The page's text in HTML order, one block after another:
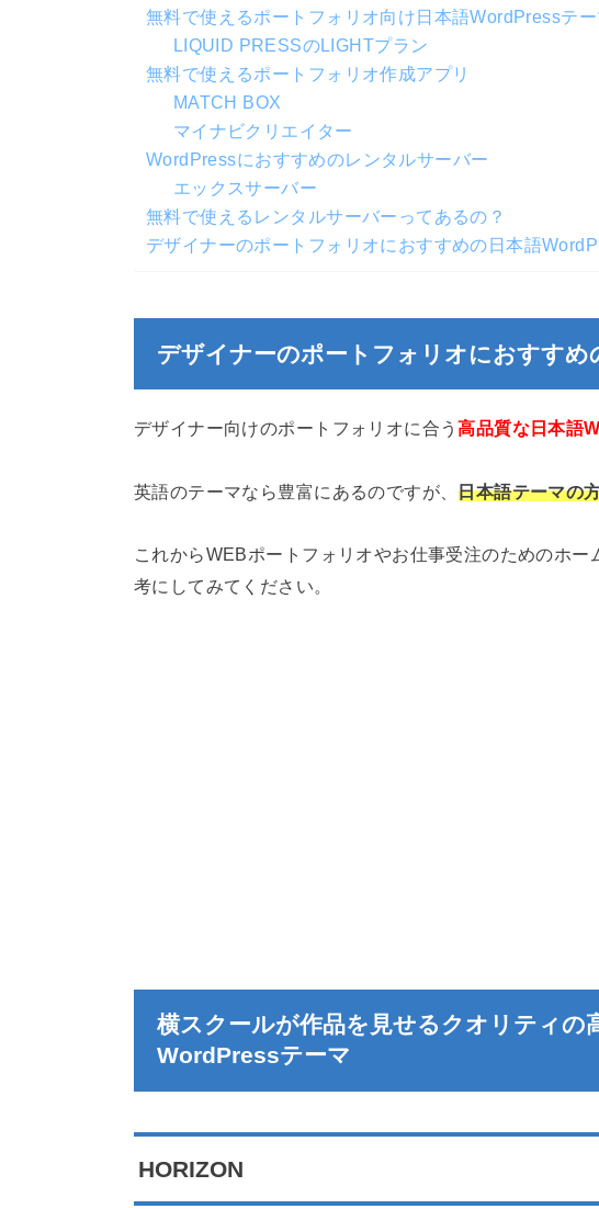
無料で使えるポートフォリオ向け日本語WordPressテー
LIQUID PRESSのLIGHTプラン
無料で使えるポートフォリオ作成アプリ
MATCH BOX
マイナビクリエイター
WordPressにおすすめのレンタルサーバー
エックスサーバー
無料で使えるレンタルサーバーってあるの？
デザイナーのポートフォリオにおすすめの日本語
デザイナーのポートフォリオにおすす
デザイナー向けのポートフォリオに合う高品質な日本語
英語のテーマなら豊富にあるのですが、 日本語テーマの
これからWEBポートフォリオやお仕事受注のためのホ
考にしてみてください。
横スクールが作品を見せるクオリティの
WordPressテーマ
HORIZON